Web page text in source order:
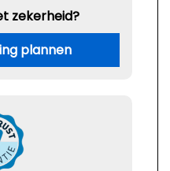
zekerheid?
plannen